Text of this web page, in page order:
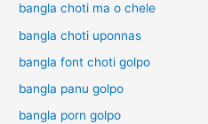
bangla choti ma o chele
bangla choti uponnas
bangla font choti golpo
bangla panu golpo
bangla porn golpo